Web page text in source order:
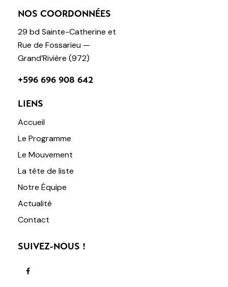
NOS COORDONNÉES
29 bd Sainte-Catherine et
Rue de Fossarieu —
Grand’Rivière (972)
+596 696 908 642
LIENS
Accueil
Le Programme
Le Mouvement
La tête de liste
Notre Équipe
Actualité
Contact
SUIVEZ-NOUS !